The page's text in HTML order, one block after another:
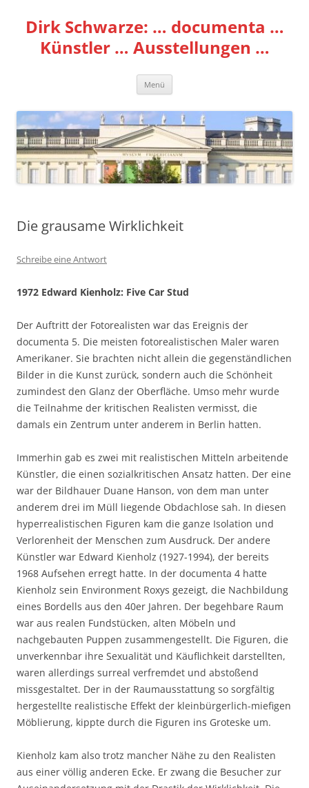
springen
Dirk Schwarze: … documenta …
Künstler … Ausstellungen …
Menü
Die grausame Wirklichkeit
Schreibe eine Antwort
1972 Edward Kienholz: Five Car Stud
Der Auftritt der Fotorealisten war das Ereignis der
documenta 5. Die meisten fotorealistischen Maler waren
Amerikaner. Sie brachten nicht allein die gegenständlichen
Bilder in die Kunst zurück, sondern auch die Schönheit 
zumindest den Glanz der Oberfläche. Umso mehr wurde
die Teilnahme der kritischen Realisten vermisst, die
damals ein Zentrum unter anderem in Berlin hatten.
Immerhin gab es zwei mit realistischen Mitteln arbeitende
Künstler, die einen sozialkritischen Ansatz hatten. Der eine
war der Bildhauer Duane Hanson, von dem man unter
anderem drei im Müll liegende Obdachlose sah. In diesen
hyperrealistischen Figuren kam die ganze Isolation und
Verlorenheit der Menschen zum Ausdruck. Der andere
Künstler war Edward Kienholz (1927-1994), der bereits
1968 Aufsehen erregt hatte. In der documenta 4 hatte
Kienholz sein Environment Roxys gezeigt, die Nachbildung
eines Bordells aus den 40er Jahren. Der begehbare Raum
war aus realen Fundstücken, alten Möbeln und
nachgebauten Puppen zusammengestellt. Die Figuren, die
unverkennbar ihre Sexualität und Käuflichkeit darstellten,
waren allerdings surreal verfremdet und abstoßend
missgestaltet. Der in der Raumausstattung so sorgfältig
hergestellte realistische Effekt der kleinbürgerlich-miefigen
Möblierung, kippte durch die Figuren ins Groteske um.
Kienholz kam also trotz mancher Nähe zu den Realisten
aus einer völlig anderen Ecke. Er zwang die Besucher zur